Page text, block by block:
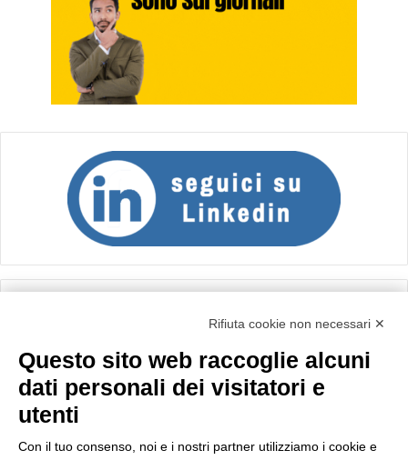
Importo netto (€):
Rifiuta cookie non necessari ✕
Questo sito web raccoglie alcuni
dati personali dei visitatori e
utenti
Con il tuo consenso, noi e i nostri partner utilizziamo i cookie e